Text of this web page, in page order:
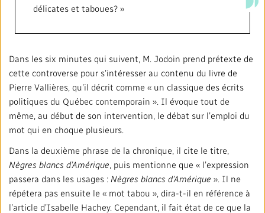
délicates et taboues? »
Dans les six minutes qui suivent, M. Jodoin prend prétexte de
cette controverse pour s’intéresser au contenu du livre de
Pierre Vallières, qu’il décrit comme « un classique des écrits
politiques du Québec contemporain ». Il évoque tout de
même, au début de son intervention, le débat sur l’emploi du
mot qui en choque plusieurs.
Dans la deuxième phrase de la chronique, il cite le titre,
Nègres blancs d’Amérique , puis mentionne que « l’expression
passera dans les usages : Nègres blancs d’Amérique ». Il ne
répétera pas ensuite le « mot tabou », dira-t-il en référence à
l’article d’Isabelle Hachey. Cependant, il fait état de ce que la